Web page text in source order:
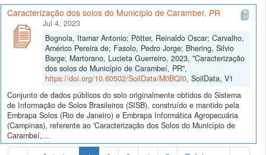
Caracterização dos solos do Município de Carambeí, PR
Jul 4, 2023
Bognola, Itamar Antonio; Pötter, Reinaldo Oscar; Carvalho,
Américo Pereira de; Fasolo, Pedro Jorge; Bhering, Silvio
Barge; Martorano, Lucieta Guerreiro, 2023, "Caracterização
dos solos do Município de Carambeí, PR",
https://doi.org/10.60502/SoilData/M0BQI0, SoilData, V1
Conjunto de dados públicos do solo originalmente obtidos do Sistema
de Informação de Solos Brasileiros (SISB), construído e mantido pela
Embrapa Solos (Rio de Janeiro) e Embrapa Informática Agropecuária
(Campinas), referente ao 'Caracterização dos Solos do Município de
Carambeí,...